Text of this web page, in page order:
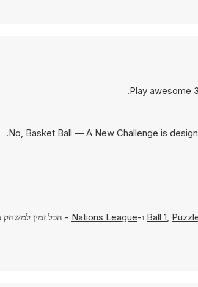
Play awesome
No, Basket Ball — A New Challenge is
Ball 1, ו-Nations League